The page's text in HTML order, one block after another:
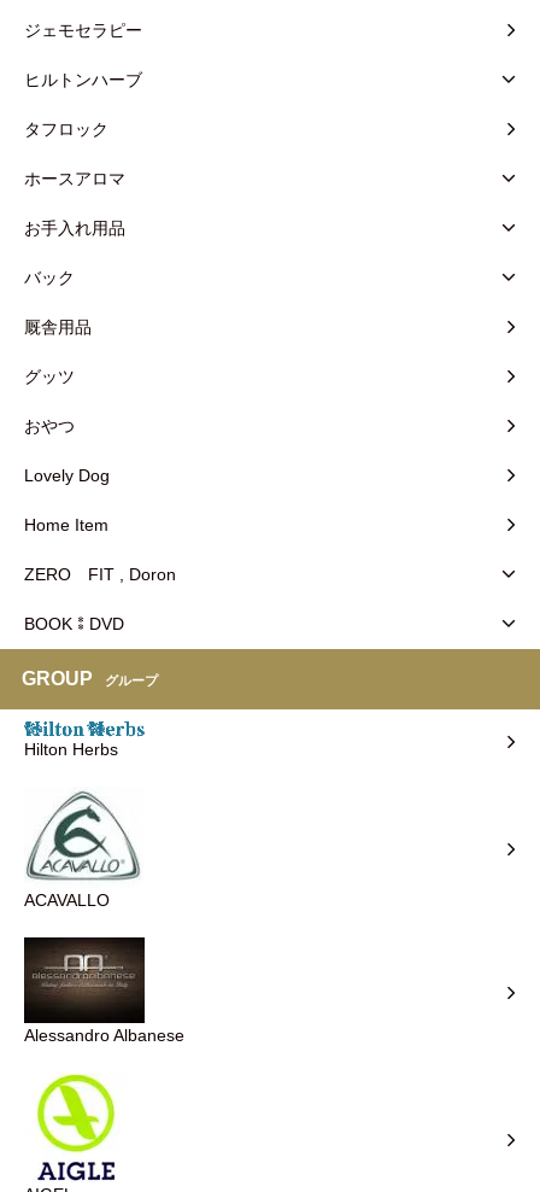
ジェモセラピー
ヒルトンハーブ
タフロック
ホースアロマ
お手入れ用品
バック
厩舎用品
グッツ
おやつ
Lovely Dog
Home Item
ZERO FIT , Doron
BOOK⁑DVD
GROUP グループ
Hilton Herbs
ACAVALLO
Alessandro Albanese